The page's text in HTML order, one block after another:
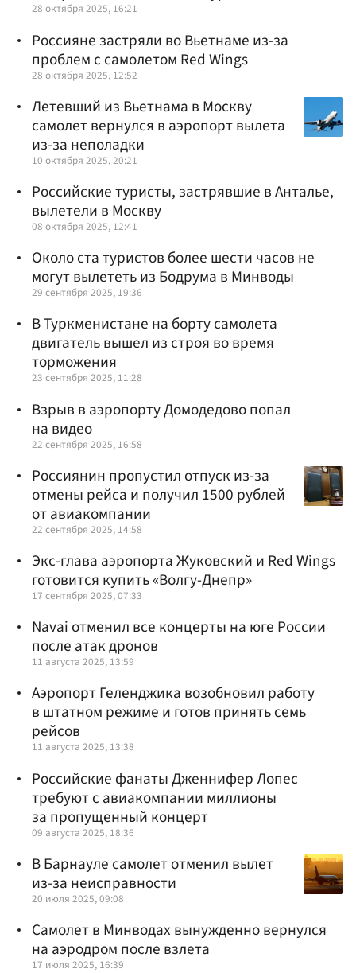
28 октября 2025, 16:21
Россияне застряли во Вьетнаме из-за
проблем с самолетом Red Wings
28 октября 2025, 12:52
Летевший из Вьетнама в Москву
самолет вернулся в аэропорт вылета
из-за неполадки
10 октября 2025, 20:21
Российские туристы, застрявшие в Анталье,
вылетели в Москву
08 октября 2025, 12:41
Около ста туристов более шести часов не
могут вылететь из Бодрума в Минводы
29 сентября 2025, 19:36
В Туркменистане на борту самолета
двигатель вышел из строя во время
торможения
23 сентября 2025, 11:28
Взрыв в аэропорту Домодедово попал
на видео
22 сентября 2025, 16:58
Россиянин пропустил отпуск из-за
отмены рейса и получил 1500 рублей
от авиакомпании
22 сентября 2025, 14:58
Экс-глава аэропорта Жуковский и Red Wings
готовится купить «Волгу-Днепр»
17 сентября 2025, 07:33
Navai отменил все концерты на юге России
после атак дронов
11 августа 2025, 13:59
Аэропорт Геленджика возобновил работу
в штатном режиме и готов принять семь
рейсов
11 августа 2025, 13:38
Российские фанаты Дженнифер Лопес
требуют с авиакомпании миллионы
за пропущенный концерт
09 августа 2025, 18:36
В Барнауле самолет отменил вылет
из-за неисправности
20 июля 2025, 09:08
Самолет в Минводах вынужденно вернулся
на аэродром после взлета
17 июля 2025, 16:39